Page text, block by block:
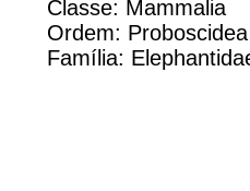
Classe: Mammalia
Ordem: Proboscidea
Família: